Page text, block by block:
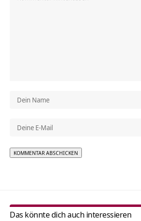
Das könnte dich auch interessieren